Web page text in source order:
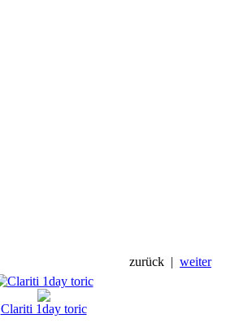
zurück | weiter
Clariti 1day toric